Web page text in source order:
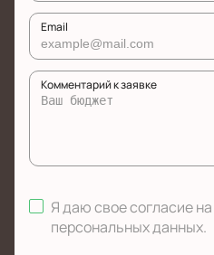
Email
Комментарий к заявке
Я даю свое согласие на
персональных данных.